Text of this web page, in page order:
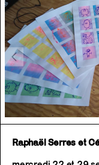
Raphaël Serres et